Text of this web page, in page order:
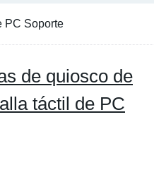
PC Soporte
de quiosco de
táctil de PC